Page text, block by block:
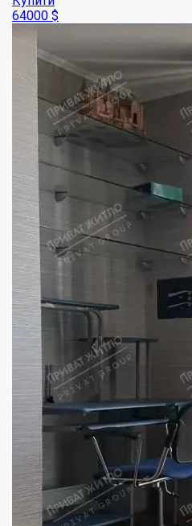
Продається простора
Кімнат:
3
Площа:
134
кв.м.
Купити
210000